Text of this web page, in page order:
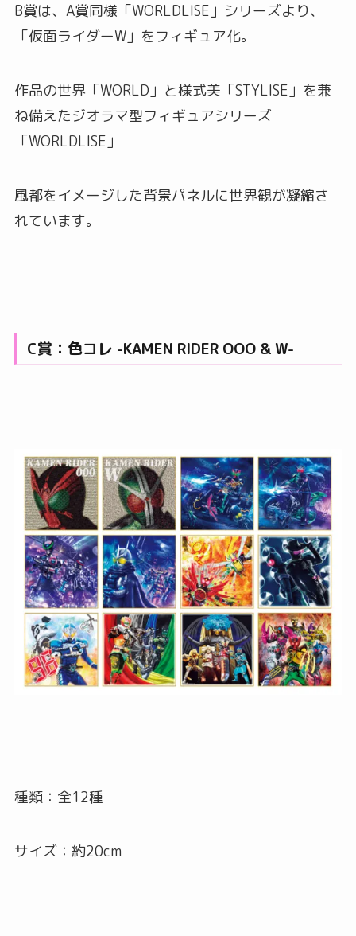
B賞は、A賞同様「WORLDLISE」シリーズより、
「仮面ライダーW」をフィギュア化。
作品の世界「WORLD」と様式美「STYLISE」を兼
ね備えたジオラマ型フィギュアシリーズ
「WORLDLISE」
風都をイメージした背景パネルに世界観が凝縮さ
れています。
C賞：色コレ -KAMEN RIDER OOO & W-
種類：全12種
サイズ：約20cm